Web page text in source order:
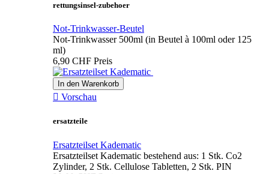
rettungsinsel-zubehoer
Not-Trinkwasser-Beutel
Not-Trinkwasser 500ml (in Beutel à 100ml oder 125
ml)
6,90 CHF Preis
In den Warenkorb
 Vorschau
ersatzteile
Ersatzteilset Kadematic
Ersatzteilset Kadematic bestehend aus: 1 Stk. Co2
Zylinder, 2 Stk. Cellulose Tabletten, 2 Stk. PIN